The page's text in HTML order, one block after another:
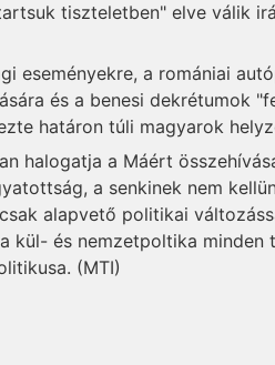
tiszteletben" elve válik
eseményekre, a romániai
és a benesi dekrétumok
határon túli magyarok
halogatja a Máért
a senkinek nem
alapvető politikai
kül- és nemzetpoltika
(MTI)